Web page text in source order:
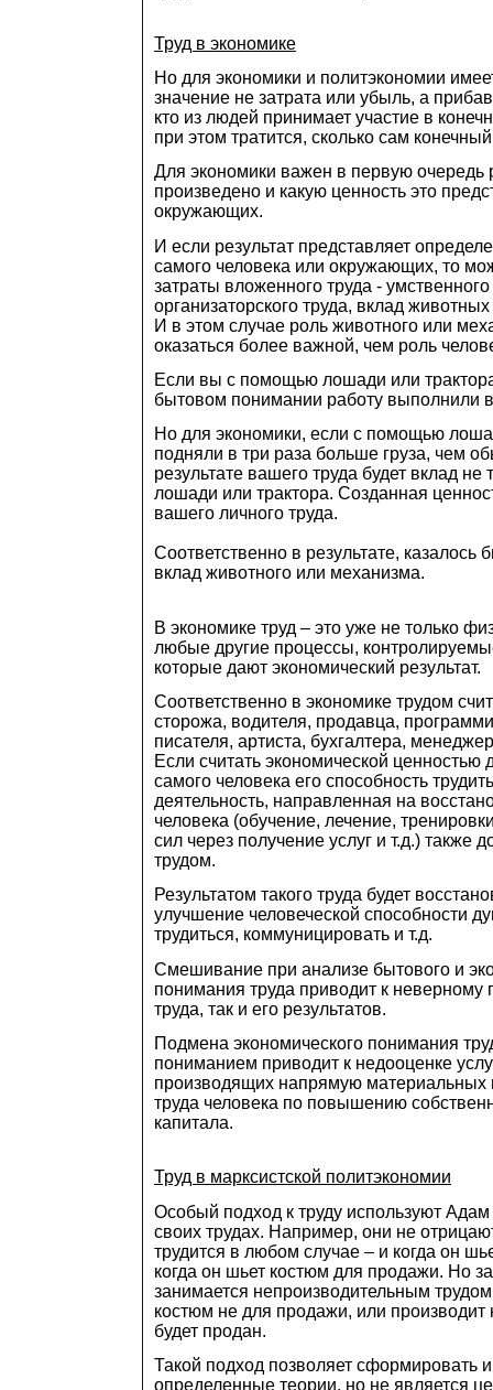
Труд в экономике
Но для экономики и политэкономии
значение не затрата или убыль, а
кто из людей принимает участие в
при этом тратится, сколько сам конечный
Для экономики важен в первую очередь
произведено и какую ценность это
окружающих.
И если результат представляет
самого человека или окружающих, то
затраты вложенного труда - умственного
организаторского труда, вклад
И в этом случае роль животного или
оказаться более важной, чем роль
Если вы с помощью лошади или
бытовом понимании работу выполнили
Но для экономики, если с помощью
подняли в три раза больше груза, чем
результате вашего труда будет вклад не
лошади или трактора. Созданная
вашего личного труда.
Соответственно в результате, казалось
вклад животного или механизма.
В экономике труд – это уже не только
любые другие процессы,
которые дают экономический результат.
Соответственно в экономике трудом
сторожа, водителя, продавца,
писателя, артиста, бухгалтера,
Если считать экономической
самого человека его способность
деятельность, направленная на
человека (обучение, лечение,
сил через получение услуг и т.д.) также
трудом.
Результатом такого труда будет
улучшение человеческой способности
трудиться, коммуницировать и т.д.
Смешивание при анализе бытового и
понимания труда приводит к неверному
труда, так и его результатов.
Подмена экономического понимания
пониманием приводит к недооценке
производящих напрямую материальных
труда человека по повышению
капитала.
Труд в марксистской политэкономии
Особый подход к труду используют
своих трудах. Например, они не
трудится в любом случае – и когда он
когда он шьет костюм для продажи. Но
занимается непроизводительным
костюм не для продажи, или производит
будет продан.
Такой подход позволяет сформировать и
определенные теории, но не является